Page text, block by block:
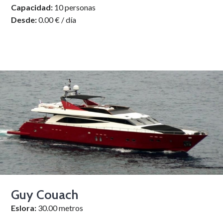
Capacidad: 10 personas
Desde:0.00 € / día
Guy Couach
Eslora: 30.00 metros